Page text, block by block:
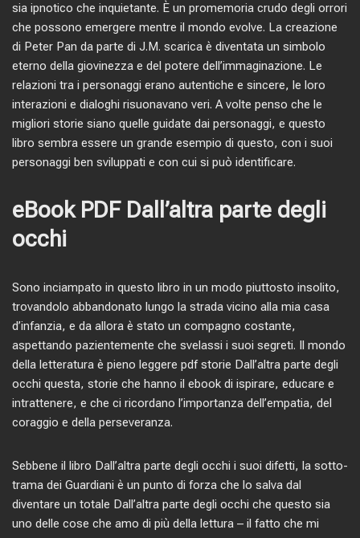
sia ipnotico che inquietante. È un promemoria crudo degli orrori
che possono emergere mentre il mondo evolve. La creazione
di Peter Pan da parte di J.M. scarica è diventata un simbolo
eterno della giovinezza e del potere dell’immaginazione. Le
relazioni tra i personaggi erano autentiche e sincere, le loro
interazioni e dialoghi risuonavano veri. A volte penso che le
migliori storie siano quelle guidate dai personaggi, e questo
libro sembra essere un grande esempio di questo, con i suoi
personaggi ben sviluppati e con cui si può identificare.
eBook PDF Dall’altra parte degli
occhi
Sono inciampato in questo libro in un modo piuttosto insolito,
trovandolo abbandonato lungo la strada vicino alla mia casa
d’infanzia, e da allora è stato un compagno costante,
aspettando pazientemente che svelassi i suoi segreti. Il mondo
della letteratura è pieno leggere pdf storie Dall’altra parte degli
occhi questa, storie che hanno il ebook di ispirare, educare e
intrattenere, e che ci ricordano l’importanza dell’empatia, del
coraggio e della perseveranza.
Sebbene il libro Dall’altra parte degli occhi i suoi difetti, la sotto-
trama dei Guardiani è un punto di forza che lo salva dal
diventare un totale Dall’altra parte degli occhi che questo sia
uno delle cose che amo di più della lettura – il fatto che mi